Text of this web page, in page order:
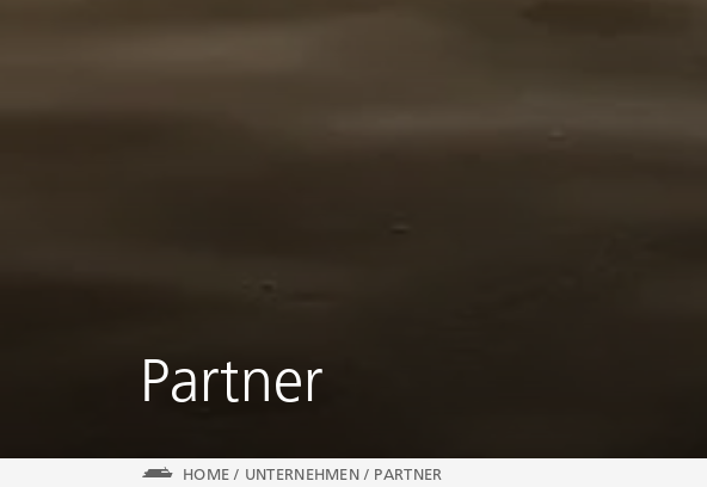
Partner
HOME / UNTERNEHMEN / PARTNER